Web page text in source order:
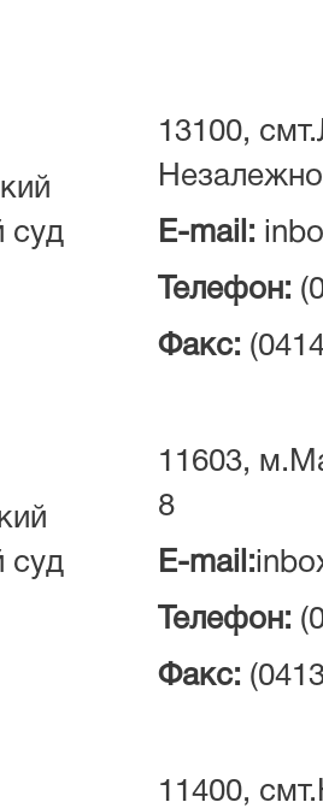
суд
13100,
E-mail:
Телефон:
Факс:
суд
11603,
8
E-mail:
Телефон:
Факс:
11400,